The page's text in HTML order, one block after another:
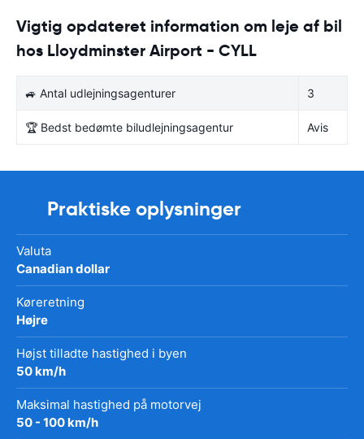
Vigtig opdateret information om leje af bil
hos Lloydminster Airport - CYLL
🚙 Antal udlejningsagenturer 3
🏆 Bedst bedømte biludlejningsagentur Avis
Praktiske oplysninger
Valuta
Canadian dollar
Køreretning
Højre
Højst tilladte hastighed i byen
50 km/h
Maksimal hastighed på motorvej
50 - 100 km/h